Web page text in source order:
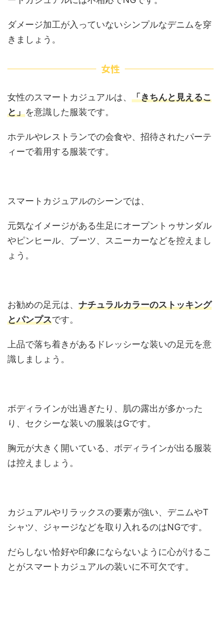
ダメージ加工が入っていないシンプルなデニムを穿
きましょう。
女性
女性のスマートカジュアルは、 「きちんと見えるこ
と」を意識した服装です。
ホテルやレストランでの会食や、招待されたパーテ
ィーで着用する服装です。
スマートカジュアルのシーンでは、
元気なイメージがある生足にオープントゥサンダル
やピンヒール、ブーツ、スニーカーなどを控えまし
ょう。
お勧めの足元は、 ナチュラルカラーのストッキング
とパンプスです。
上品で落ち着きがあるドレッシーな装いの足元を意
識しましょう。
ボディラインが出過ぎたり、肌の露出が多かった
り、セクシーな装いの服装はGです。
胸元が大きく開いている、ボディラインが出る服装
は控えましょう。
カジュアルやリラックスの要素が強い、デニムやT
シャツ、ジャージなどを取り入れるのはNGです。
だらしない恰好や印象にならないように心がけるこ
とがスマートカジュアルの装いに不可欠です。